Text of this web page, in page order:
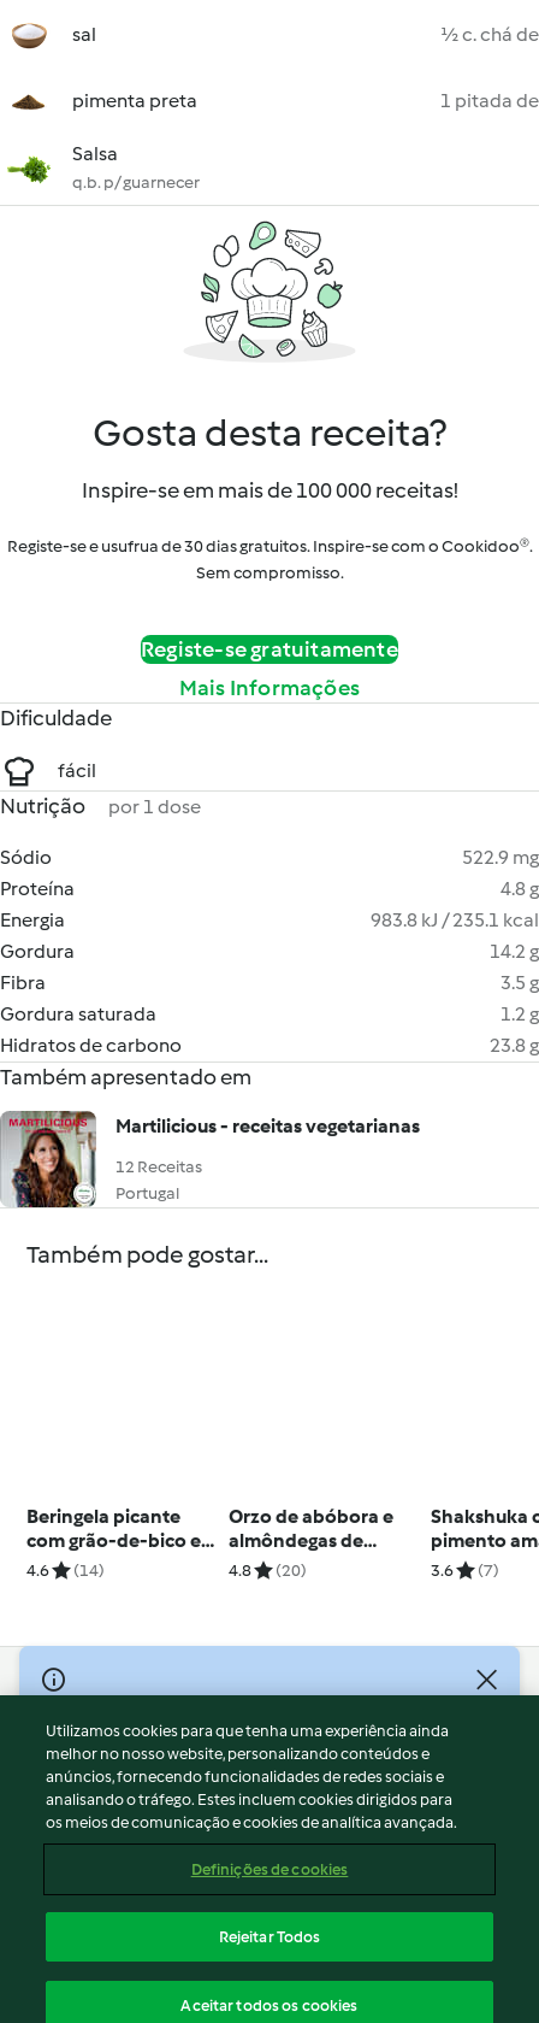
sal ½ c. chá de
pimenta preta 1 pitada de
Salsa
q.b. p/ guarnecer
Gosta desta receita?
Inspire-se em mais de 100 000 receitas!
Registe-se e usufrua de 30 dias gratuitos. Inspire-se com o Cookidoo®.
Sem compromisso.
Registe-se gratuitamente
Mais Informações
Dificuldade
fácil
Nutrição por 1 dose
Sódio
522.9 mg
Proteína
4.8 g
Energia
983.8 kJ / 235.1 kcal
Gordura
14.2 g
Fibra
3.5 g
Gordura saturada
1.2 g
Hidratos de carbono
23.8 g
Também apresentado em
Martilicious - receitas vegetarianas
12 Receitas
Portugal
Também pode gostar...
Beringela picante
com grão-de-bico e
frango
4.6 (14)
Orzo de abóbora e
almôndegas de
cogumelos e tomilho
4.8 (20)
Shakshuka
pimento
abacate
3.6 (7)
© Copyright 2026
Termos de Utilização
Aviso sobre Proteção de Dados
Aviso
Apoio legal
Conteúdo do relatório
Declaração de acessibilidade
Utilizamos cookies para que tenha uma experiência ainda
melhor no nosso website, personalizando conteúdos e
anúncios, fornecendo funcionalidades de redes sociais e
analisando o tráfego. Estes incluem cookies dirigidos para
os meios de comunicação e cookies de analítica avançada.
Definições de cookies
Rejeitar Todos
Aceitar todos os cookies